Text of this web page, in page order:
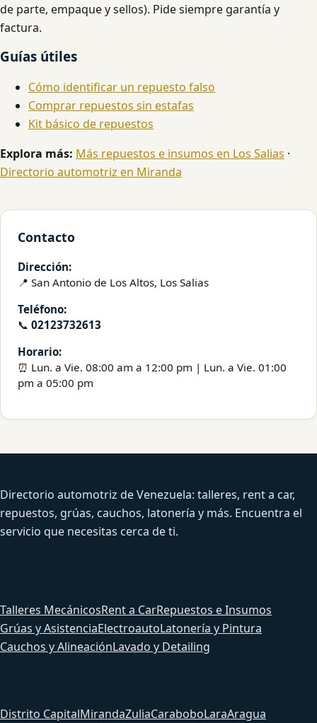
de parte, empaque y sellos). Pide siempre garantía y
factura.
Guías útiles
Cómo identificar un repuesto falso
Comprar repuestos sin estafas
Kit básico de repuestos
Explora más: Más repuestos e insumos en Los Salias ·
Directorio automotriz en Miranda
Contacto
Dirección:
📍 San Antonio de Los Altos, Los Salias
Teléfono:
📞 02123732613
Horario:
⏰ Lun. a Vie. 08:00 am a 12:00 pm | Lun. a Vie. 01:00
pm a 05:00 pm
Directorio automotriz de Venezuela: talleres, rent a car,
repuestos, grúas, cauchos, latonería y más. Encuentra el
servicio que necesitas cerca de ti.
Talleres MecánicosRent a CarRepuestos e Insumos
Grúas y AsistenciaElectroautoLatonería y Pintura
Cauchos y AlineaciónLavado y Detailing
Distrito CapitalMirandaZuliaCaraboboLaraAragua